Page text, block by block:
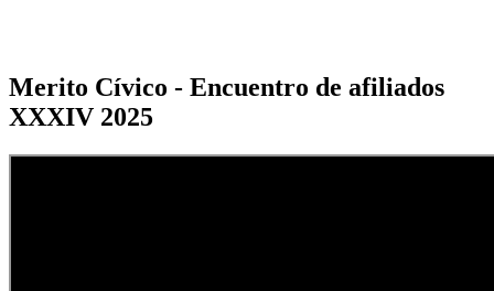
Merito Cívico - Encuentro de afiliados
XXXIV 2025